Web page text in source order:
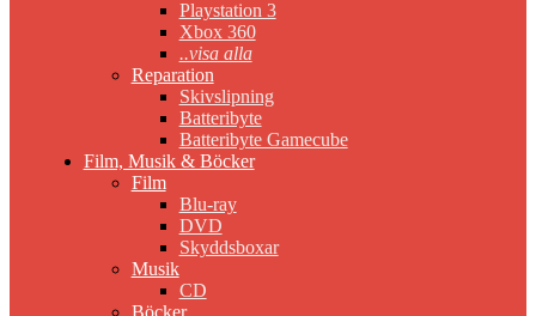
Playstation 3
Xbox 360
..visa alla
Reparation
Skivslipning
Batteribyte
Batteribyte Gamecube
Film, Musik & Böcker
Film
Blu-ray
DVD
Skyddsboxar
Musik
CD